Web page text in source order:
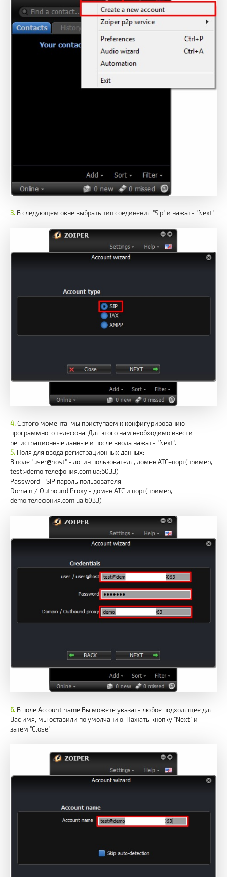
В следующем окне выбрать тип соединения "Sip" и нажать "Next"
С этого момента, мы приступаем к конфигурированию
программного телефона. Для этого нам необходимо ввести
регистрационные данные и после ввода нажать "Next".
Поля для ввода регистрационных данных:
В поле "user@host" - логин пользователя, домен АТС+порт(пример,
test@demo.телефония.com.ua:6033)
Password - SIP пароль пользователя.
Domain / Outbound Proxy - домен АТС и порт(пример,
demo.телефония.com.ua:6033)
В поле Account name Вы можете указать любое подходящее для
Вас имя, мы оставили по умолчанию. Нажать кнопку "Next" и
затем "Close"